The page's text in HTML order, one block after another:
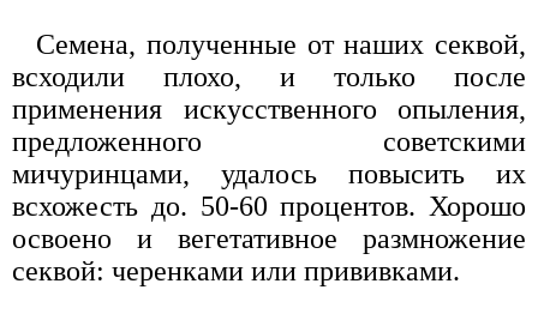
Семена, полученные от наших секвой,
всходили плохо, и только после
применения искусственного опыления,
предложенного советскими
мичуринцами, удалось повысить их
всхожесть до. 50-60 процентов. Хорошо
освоено и вегетативное размножение
секвой: черенками или прививками.